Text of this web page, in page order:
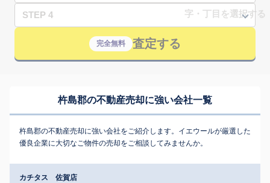
STEP 4
完全無料 査定する
杵島郡の不動産売却に強い会社一覧
杵島郡の不動産売却に強い会社をご紹介します。イエウールが厳選した
優良企業に大切なご物件の売却をご相談してみませんか。
カチタス 佐賀店